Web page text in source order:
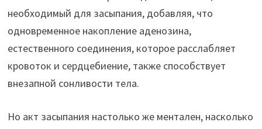
необходимый для засыпания, добавляя, что
одновременное накопление аденозина,
естественного соединения, которое расслабляет
кровоток и сердцебиение, также способствует
внезапной сонливости тела.
Но акт засыпания настолько же ментален, насколько